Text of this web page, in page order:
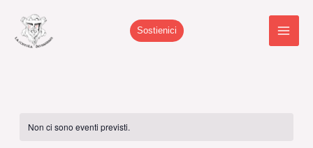
contenuto
Sostienici
Non ci sono eventi previsti.